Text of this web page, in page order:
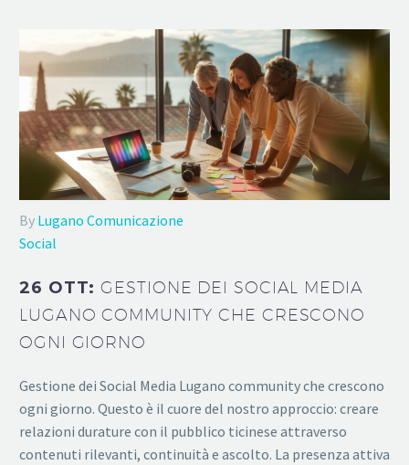
By Lugano Comunicazione
Social
26 OTT:GESTIONE DEI SOCIAL MEDIA
LUGANO COMMUNITY CHE CRESCONO
OGNI GIORNO
Gestione dei Social Media Lugano community che crescono
ogni giorno. Questo è il cuore del nostro approccio: creare
relazioni durature con il pubblico ticinese attraverso
contenuti rilevanti, continuità e ascolto. La presenza attiva